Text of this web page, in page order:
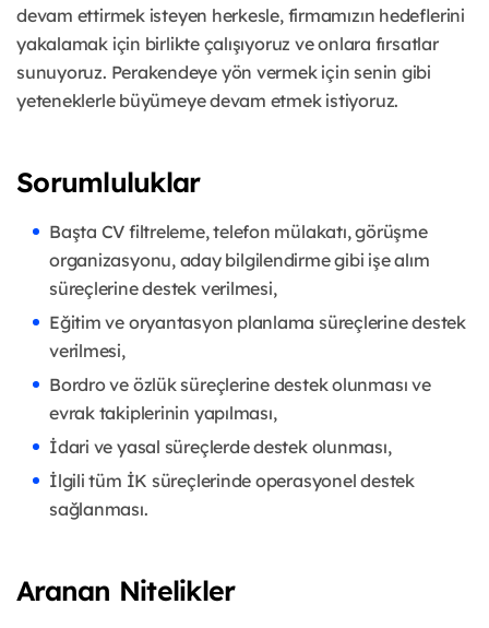
devam ettirmek isteyen herkesle, firmamızın hedeflerini
yakalamak için birlikte çalışıyoruz ve onlara fırsatlar
sunuyoruz. Perakendeye yön vermek için senin gibi
yeteneklerle büyümeye devam etmek istiyoruz.
Sorumluluklar
Başta CV filtreleme, telefon mülakatı, görüşme
organizasyonu, aday bilgilendirme gibi işe alım
süreçlerine destek verilmesi,
Eğitim ve oryantasyon planlama süreçlerine destek
verilmesi,
Bordro ve özlük süreçlerine destek olunması ve
evrak takiplerinin yapılması,
İdari ve yasal süreçlerde destek olunması,
İlgili tüm İK süreçlerinde operasyonel destek
sağlanması.
Aranan Nitelikler